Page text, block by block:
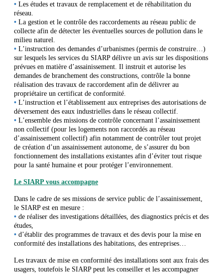
• Les études et travaux de remplacement et de réhabilitation du
réseau.
• La gestion et le contrôle des raccordements au réseau public de
collecte afin de détecter les éventuelles sources de pollution dans le
milieu naturel.
• L’instruction des demandes d’urbanismes (permis de construire…)
sur lesquels les services du SIARP délivre un avis sur les dispositions
prévues en matière d’assainissement. Il instruit et autorise les
demandes de branchement des constructions, contrôle la bonne
réalisation des travaux de raccordement afin de délivrer au
propriétaire un certificat de conformité.
• L’instruction et l’établissement aux entreprises des autorisations de
déversement des eaux industrielles dans le réseau collectif.
• L’ensemble des missions de contrôle concernant l’assainissement
non collectif (pour les logements non raccordés au réseau
d’assainissement collectif) afin notamment de contrôler tout projet
de création d’un assainissement autonome, de s’assurer du bon
fonctionnement des installations existantes afin d’éviter tout risque
pour la santé humaine et pour protéger l’environnement.
Le SIARP vous accompagne
Dans le cadre de ses missions de service public de l’assainissement,
le SIARP est en mesure :
• de réaliser des investigations détaillées, des diagnostics précis et des
études,
• d’établir des programmes de travaux et des devis pour la mise en
conformité des installations des habitations, des entreprises…
Les travaux de mise en conformité des installations sont aux frais des
usagers, toutefois le SIARP peut les conseiller et les accompagner